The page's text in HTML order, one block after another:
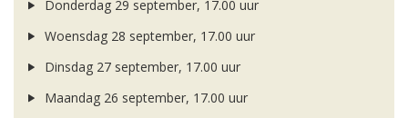
Donderdag 29 september, 17.00 uur
Woensdag 28 september, 17.00 uur
Dinsdag 27 september, 17.00 uur
Maandag 26 september, 17.00 uur